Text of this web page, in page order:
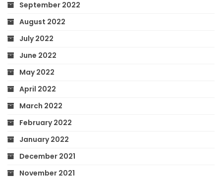
September 2022
August 2022
July 2022
June 2022
May 2022
April 2022
March 2022
February 2022
January 2022
December 2021
November 2021